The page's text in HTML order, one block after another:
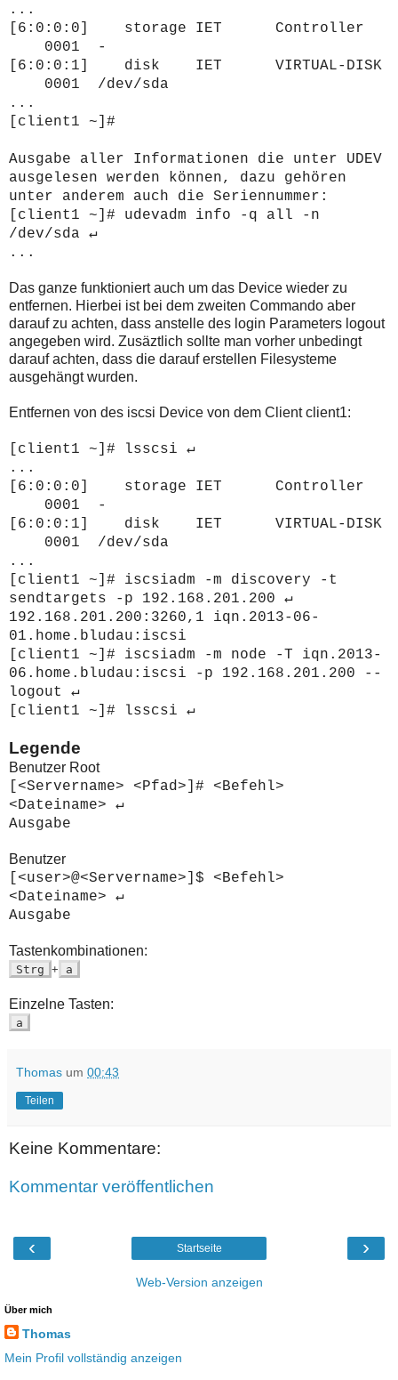
...
[6:0:0:0] storage IET Controller
0001 -
[6:0:0:1] disk IET VIRTUAL-DISK
0001 /dev/sda
...
[client1 ~]#
Ausgabe aller Informationen die unter UDEV
ausgelesen werden können, dazu gehören
unter anderem auch die Seriennummer:
[client1 ~]#
udevadm info -q all -n
/dev/sda ↵
...
Das ganze funktioniert auch um das Device wieder zu
entfernen. Hierbei ist bei dem zweiten Commando aber
darauf zu achten, dass anstelle des login Parameters logout
angegeben wird. Zusäztlich sollte man vorher unbedingt
darauf achten, dass die darauf erstellen Filesysteme
ausgehängt wurden.
Entfernen von des iscsi Device von dem Client client1:
[client1 ~]#
lsscsi ↵
...
[6:0:0:0] storage IET Controller
0001 -
[6:0:0:1] disk IET VIRTUAL-DISK
0001 /dev/sda
...
[client1 ~]# iscsiadm -m discovery -t
sendtargets -p 192.168.201.200 ↵
192.168.201.200:3260,1 iqn.2013-06-
01.home.bludau:iscsi
[client1 ~]# iscsiadm -m node -T iqn.2013-
06.home.bludau:iscsi -p 192.168.201.200 --
logout ↵
[client1 ~]#
lsscsi ↵
Legende
Benutzer Root
[<Servername> <Pfad>]# <Befehl>
<Dateiname> ↵
Ausgabe
Benutzer
[<user>@<Servername>]$ <Befehl>
<Dateiname> ↵
Ausgabe
Tastenkombinationen:
Strg + a
Einzelne Tasten:
a
Thomas um 00:43
Teilen
Keine Kommentare:
Kommentar veröffentlichen
‹ ›
Startseite
Web-Version anzeigen
Über mich
Thomas
Mein Profil vollständig anzeigen